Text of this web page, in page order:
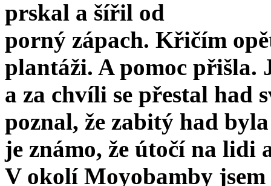
prskal a šířil od­
porný zápach. Křičím
plantáži. A pomoc přišla.
a za chvíli se přestal had
poznal, že zabitý had
je známo, že útočí na lidi
V okolí Moyobamby